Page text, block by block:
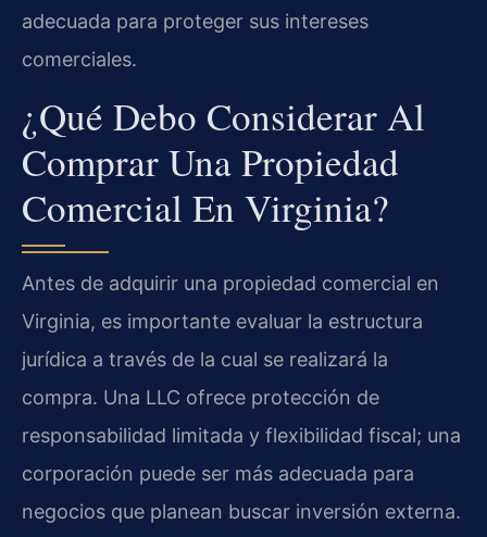
adecuada para proteger sus intereses
comerciales.
¿Qué Debo Considerar Al
Comprar Una Propiedad
Comercial En Virginia?
Antes de adquirir una propiedad comercial en
Virginia, es importante evaluar la estructura
jurídica a través de la cual se realizará la
compra. Una LLC ofrece protección de
responsabilidad limitada y flexibilidad fiscal; una
corporación puede ser más adecuada para
negocios que planean buscar inversión externa.